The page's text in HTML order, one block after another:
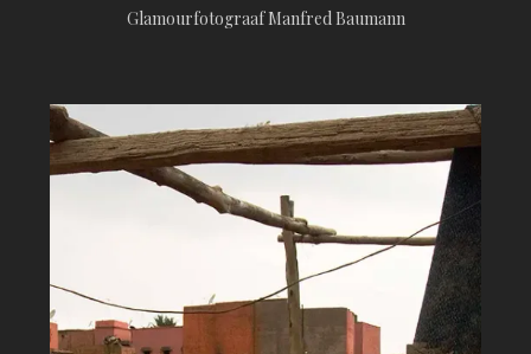
Glamourfotograaf Manfred Baumann